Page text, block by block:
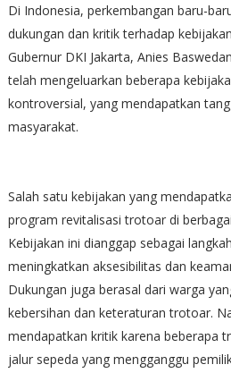
Di Indonesia, perkembangan baru-
dukungan dan kritik terhadap
Gubernur DKI Jakarta, Anies
telah mengeluarkan beberapa
kontroversial, yang mendapatkan
masyarakat.
Salah satu kebijakan yang
program revitalisasi trotoar di
Kebijakan ini dianggap sebagai
meningkatkan aksesibilitas dan
Dukungan juga berasal dari warga
kebersihan dan keteraturan trotoar.
mendapatkan kritik karena beberapa
jalur sepeda yang mengganggu